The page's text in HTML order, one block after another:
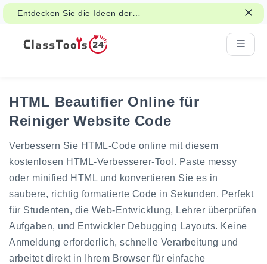
Entdecken Sie die Ideen der
Klassenzimmeraktivitäten für Spiele,
Gruppenarbeit und faire Entscheidungen.
HTML Beautifier Online für
Reiniger Website Code
Verbessern Sie HTML-Code online mit diesem
kostenlosen HTML-Verbesserer-Tool. Paste messy
oder minified HTML und konvertieren Sie es in
saubere, richtig formatierte Code in Sekunden. Perfekt
für Studenten, die Web-Entwicklung, Lehrer überprüfen
Aufgaben, und Entwickler Debugging Layouts. Keine
Anmeldung erforderlich, schnelle Verarbeitung und
arbeitet direkt in Ihrem Browser für einfache